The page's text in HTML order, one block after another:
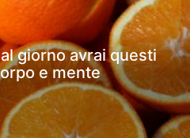
giorno avrai questi
e mente